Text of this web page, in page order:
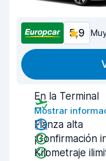
5,9
En la Terminal
Mostrar
Fianza alta
¡Confirmación
Kilometraje